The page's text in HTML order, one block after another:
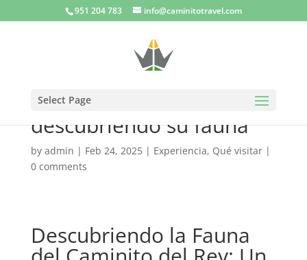
951 204 783 info@caminitotravel.com
Select Page
Caminito del Rey:
descubriendo su fauna
by admin | Feb 24, 2025| Experiencia, Qué visitar|
0 comments
Descubriendo la Fauna